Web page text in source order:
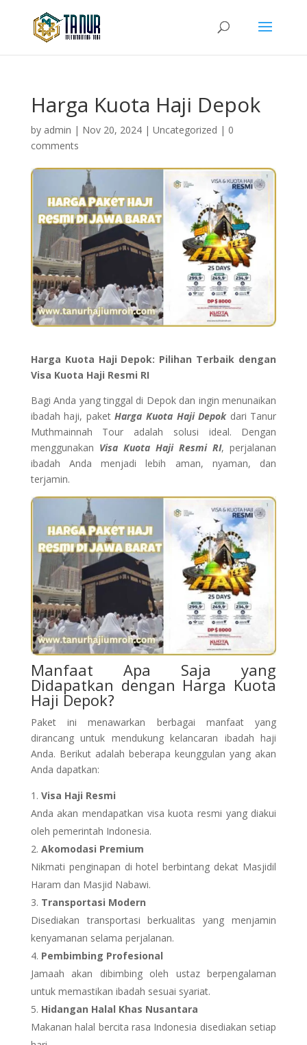
Harga Kuota Haji Depok
by admin | Nov 20, 2024| Uncategorized | 0
comments
Harga Kuota Haji Depok: Pilihan Terbaik dengan
Visa Kuota Haji Resmi RI
Bagi Anda yang tinggal di Depok dan ingin menunaikan
ibadah haji, paketHarga Kuota Haji Depokdari Tanur
Muthmainnah Tour adalah solusi ideal. Dengan
menggunakan Visa Kuota Haji Resmi RI, perjalanan
ibadah Anda menjadi lebih aman, nyaman, dan
terjamin.
Manfaat Apa Saja yang
Didapatkan dengan Harga Kuota
Haji Depok?
Paket ini menawarkan berbagai manfaat yang
dirancang untuk mendukung kelancaran ibadah haji
Anda. Berikut adalah beberapa keunggulan yang akan
Anda dapatkan:
Visa Haji Resmi
Anda akan mendapatkan visa kuota resmi yang diakui
oleh pemerintah Indonesia.
Akomodasi Premium
Nikmati penginapan di hotel berbintang dekat Masjidil
Haram dan Masjid Nabawi.
Transportasi Modern
Disediakan transportasi berkualitas yang menjamin
kenyamanan selama perjalanan.
Pembimbing Profesional
Jamaah akan dibimbing oleh ustaz berpengalaman
untuk memastikan ibadah sesuai syariat.
Hidangan Halal Khas Nusantara
Makanan halal bercita rasa Indonesia disediakan setiap